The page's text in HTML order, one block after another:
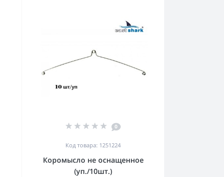
0
Код товара: 1251224
Коромысло не оснащенное
(уп./10шт.)